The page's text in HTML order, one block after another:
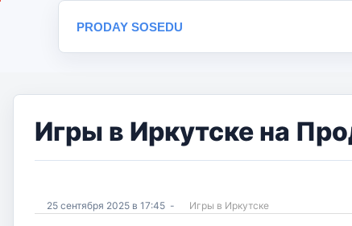
PRODAY SOSEDU
Игры в Иркутске на
25 сентября 2025 в 17:45 - Игры в Иркутске